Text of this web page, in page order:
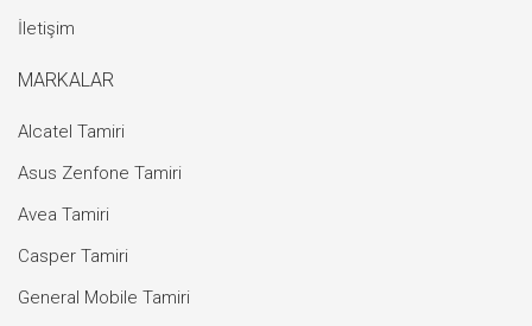
İletişim
MARKALAR
Alcatel Tamiri
Asus Zenfone Tamiri
Avea Tamiri
Casper Tamiri
General Mobile Tamiri